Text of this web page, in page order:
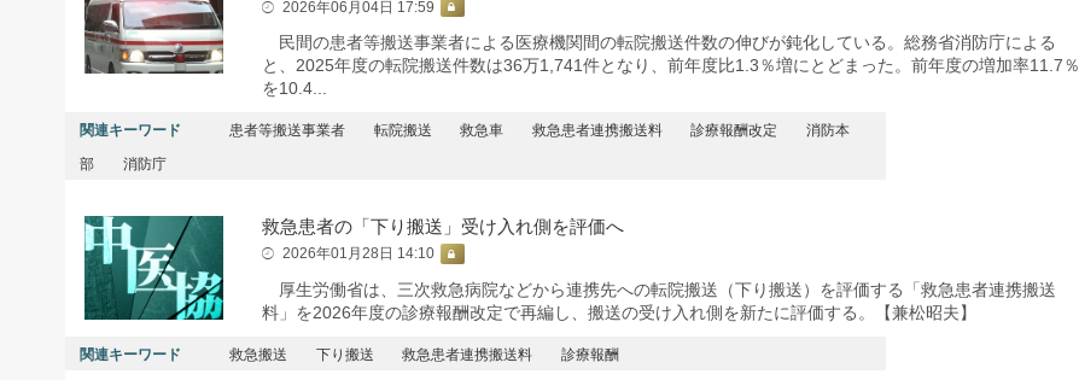
2026年06月04日 17:59
民間の患者等搬送事業者による医療機関間の転院搬送件数の伸びが鈍化している。総務省消防庁による
と、2025年度の転院搬送件数は36万1,741件となり、前年度比1.3％増にとどまった。前年度の増加率11.7％
を10.4...
関連キーワード 患者等搬送事業者 転院搬送 救急車 救急患者連携搬送料 診療報酬改定
消防本
部
消防庁
救急患者の「下り搬送」受け入れ側を評価へ
2026年01月28日 14:10
厚生労働省は、三次救急病院などから連携先への転院搬送（下り搬送）を評価する「救急患者連携搬送
料」を2026年度の診療報酬改定で再編し、搬送の受け入れ側を新たに評価する。【兼松昭夫】
関連キーワード 救急搬送 下り搬送 救急患者連携搬送料 診療報酬